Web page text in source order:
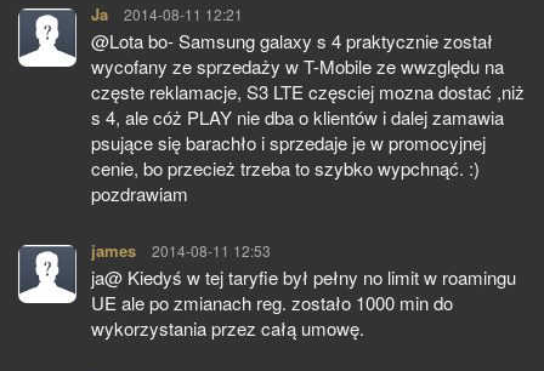
Ja pisze:
2014-08-11 12:21
@Lota bo- Samsung galaxy s 4 praktycznie został
wycofany ze sprzedaży w T-Mobile ze wwzględu na
częste reklamacje, S3 LTE częsciej mozna dostać ,niż
s 4, ale cóż PLAY nie dba o klientów i dalej zamawia
psujące się barachło i sprzedaje je w promocyjnej
cenie, bo przecież trzeba to szybko wypchnąć. :)
pozdrawiam
james pisze:
2014-08-11 12:53
ja@ Kiedyś w tej taryfie był pełny no limit w roamingu
UE ale po zmianach reg. zostało 1000 min do
wykorzystania przez całą umowę.